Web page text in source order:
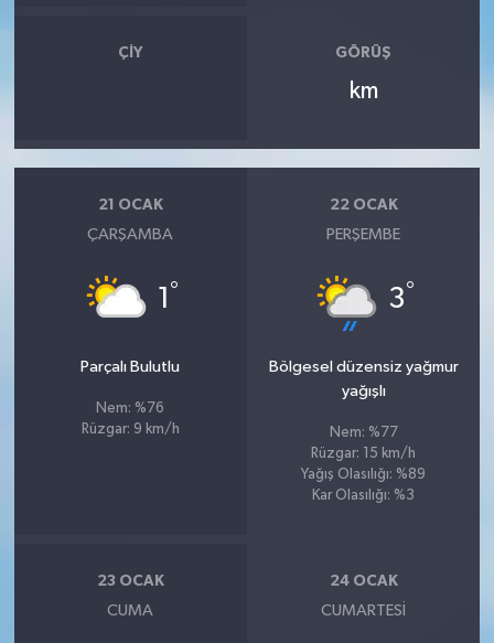
ÇIY GÖRÜŞ
km
21 OCAK
ÇARŞAMBA
1 °
Parçalı Bulutlu
Nem: %76
Rüzgar: 9 km/h
22 OCAK
PERŞEMBE
3°
Bölgesel düzensiz yağmur
yağışlı
Nem: %77
Rüzgar: 15 km/h
Yağış Olasılığı: %89
Kar Olasılığı: %3
23 OCAK
CUMA
24 OCAK
CUMARTESI